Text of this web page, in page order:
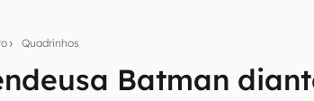
Quadrinhos
Batman